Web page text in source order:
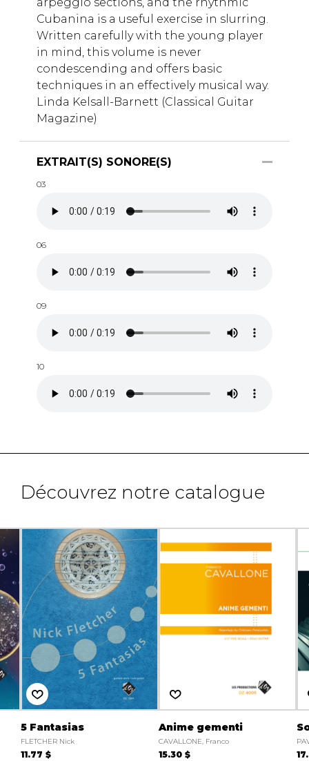
Cubanina is a useful exercise in slurring.
Written carefully with the young player
in mind, this volume is never
condescending and offers basic
techniques in an effectively musical way.
Linda Kelsall-Barnett (Classical Guitar
Magazine)
EXTRAIT(S) SONORE(S)
03
06
09
10
Découvrez notre catalogue
5 Fantasias
FLETCHER Nick
11.77 $
Anime gementi
CAVALLONE, Franco
15.30 $